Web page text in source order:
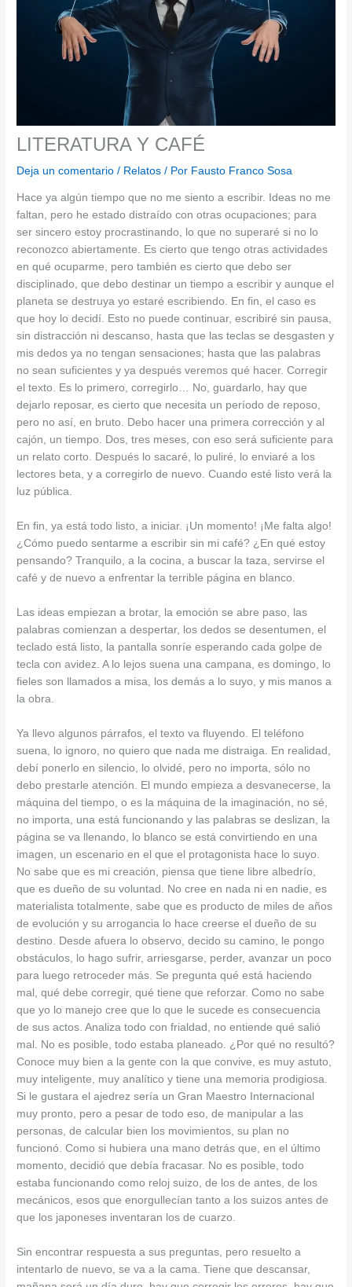
LITERATURA Y CAFÉ
Deja un comentario / Relatos / Por Fausto Franco Sosa
Hace ya algún tiempo que no me siento a escribir. Ideas no me
faltan, pero he estado distraído con otras ocupaciones; para
ser sincero estoy procrastinando, lo que no superaré si no lo
reconozco abiertamente. Es cierto que tengo otras actividades
en qué ocuparme, pero también es cierto que debo ser
disciplinado, que debo destinar un tiempo a escribir y aunque el
planeta se destruya yo estaré escribiendo. En fin, el caso es
que hoy lo decidí. Esto no puede continuar, escribiré sin pausa,
sin distracción ni descanso, hasta que las teclas se desgasten y
mis dedos ya no tengan sensaciones; hasta que las palabras
no sean suficientes y ya después veremos qué hacer. Corregir
el texto. Es lo primero, corregirlo… No, guardarlo, hay que
dejarlo reposar, es cierto que necesita un período de reposo,
pero no así, en bruto. Debo hacer una primera corrección y al
cajón, un tiempo. Dos, tres meses, con eso será suficiente para
un relato corto. Después lo sacaré, lo puliré, lo enviaré a los
lectores beta, y a corregirlo de nuevo. Cuando esté listo verá la
luz pública.
En fin, ya está todo listo, a iniciar. ¡Un momento! ¡Me falta algo!
¿Cómo puedo sentarme a escribir sin mi café? ¿En qué estoy
pensando? Tranquilo, a la cocina, a buscar la taza, servirse el
café y de nuevo a enfrentar la terrible página en blanco.
Las ideas empiezan a brotar, la emoción se abre paso, las
palabras comienzan a despertar, los dedos se desentumen, el
teclado está listo, la pantalla sonríe esperando cada golpe de
tecla con avidez. A lo lejos suena una campana, es domingo, lo
fieles son llamados a misa, los demás a lo suyo, y mis manos a
la obra.
Ya llevo algunos párrafos, el texto va fluyendo. El teléfono
suena, lo ignoro, no quiero que nada me distraiga. En realidad,
debí ponerlo en silencio, lo olvidé, pero no importa, sólo no
debo prestarle atención. El mundo empieza a desvanecerse, la
máquina del tiempo, o es la máquina de la imaginación, no sé,
no importa, una está funcionando y las palabras se deslizan, la
página se va llenando, lo blanco se está convirtiendo en una
imagen, un escenario en el que el protagonista hace lo suyo.
No sabe que es mi creación, piensa que tiene libre albedrío,
que es dueño de su voluntad. No cree en nada ni en nadie, es
materialista totalmente, sabe que es producto de miles de años
de evolución y su arrogancia lo hace creerse el dueño de su
destino. Desde afuera lo observo, decido su camino, le pongo
obstáculos, lo hago sufrir, arriesgarse, perder, avanzar un poco
para luego retroceder más. Se pregunta qué está haciendo
mal, qué debe corregir, qué tiene que reforzar. Como no sabe
que yo lo manejo cree que lo que le sucede es consecuencia
de sus actos. Analiza todo con frialdad, no entiende qué salió
mal. No es posible, todo estaba planeado. ¿Por qué no resultó?
Conoce muy bien a la gente con la que convive, es muy astuto,
muy inteligente, muy analítico y tiene una memoria prodigiosa.
Si le gustara el ajedrez sería un Gran Maestro Internacional
muy pronto, pero a pesar de todo eso, de manipular a las
personas, de calcular bien los movimientos, su plan no
funcionó. Como si hubiera una mano detrás que, en el último
momento, decidió que debía fracasar. No es posible, todo
estaba funcionando como reloj suizo, de los de antes, de los
mecánicos, esos que enorgullecían tanto a los suizos antes de
que los japoneses inventaran los de cuarzo.
Sin encontrar respuesta a sus preguntas, pero resuelto a
intentarlo de nuevo, se va a la cama. Tiene que descansar,